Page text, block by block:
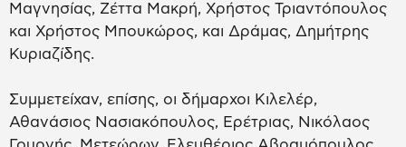
Μαγνησίας, Ζέττα Μακρή, Χρήστος Τριαντόπουλος
και Χρήστος Μπουκώρος, και Δράμας, Δημήτρης
Κυριαζίδης.
Συμμετείχαν, επίσης, οι δήμαρχοι Κιλελέρ,
Αθανάσιος Νασιακόπουλος, Ερέτριας, Νικόλαος